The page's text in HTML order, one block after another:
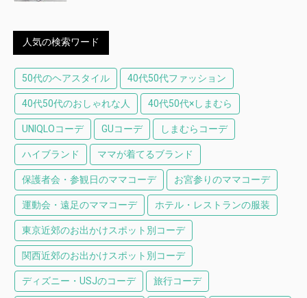
人気の検索ワード
50代のヘアスタイル 40代50代ファッション
40代50代のおしゃれな人 40代50代×しまむら
UNIQLOコーデ GUコーデ しまむらコーデ
ハイブランド ママが着てるブランド
保護者会・参観日のママコーデ お宮参りのママコーデ
運動会・遠足のママコーデ ホテル・レストランの服装
東京近郊のお出かけスポット別コーデ
関西近郊のお出かけスポット別コーデ
ディズニー・USJのコーデ 旅行コーデ